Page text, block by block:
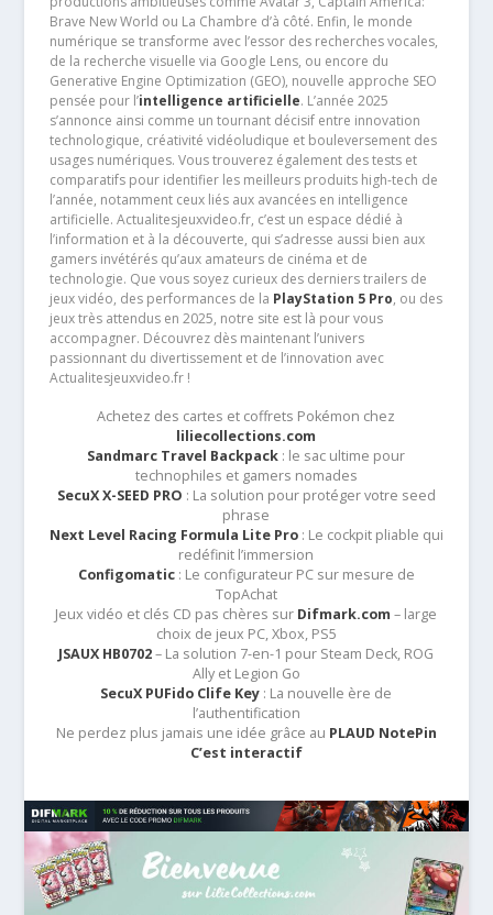
Brave New World ou La Chambre d’à côté. Enfin, le monde
numérique se transforme avec l’essor des recherches vocales,
de la recherche visuelle via Google Lens, ou encore du
Generative Engine Optimization (GEO), nouvelle approche SEO
pensée pour l’intelligence artificielle. L’année 2025
s’annonce ainsi comme un tournant décisif entre innovation
technologique, créativité vidéoludique et bouleversement des
usages numériques. Vous trouverez également des tests et
comparatifs pour identifier les meilleurs produits high-tech de
l’année, notamment ceux liés aux avancées en intelligence
artificielle. Actualitesjeuxvideo.fr, c’est un espace dédié à
l’information et à la découverte, qui s’adresse aussi bien aux
gamers invétérés qu’aux amateurs de cinéma et de
technologie. Que vous soyez curieux des derniers trailers de
jeux vidéo, des performances de la PlayStation 5 Pro, ou des
jeux très attendus en 2025, notre site est là pour vous
accompagner. Découvrez dès maintenant l’univers
passionnant du divertissement et de l’innovation avec
Actualitesjeuxvideo.fr !
Achetez des cartes et coffrets Pokémon chez
liliecollections.com
Sandmarc Travel Backpack : le sac ultime pour
technophiles et gamers nomades
SecuX X-SEED PRO : La solution pour protéger votre seed
phrase
Next Level Racing Formula Lite Pro: Le cockpit pliable qui
redéfinit l’immersion
Configomatic: Le configurateur PC sur mesure de
TopAchat
Jeux vidéo et clés CD pas chères sur Difmark.com – large
choix de jeux PC, Xbox, PS5
JSAUX HB0702– La solution 7-en-1 pour Steam Deck, ROG
Ally et Legion Go
SecuX PUFido Clife Key : La nouvelle ère de
l’authentification
Ne perdez plus jamais une idée grâce au PLAUD NotePin
C’est interactif